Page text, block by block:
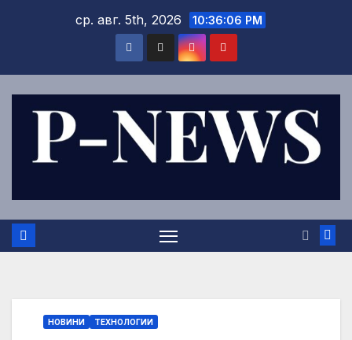
ср. авг. 5th, 2026 10:36:07 PM
НОВИНИ ТЕХНОЛОГИИ